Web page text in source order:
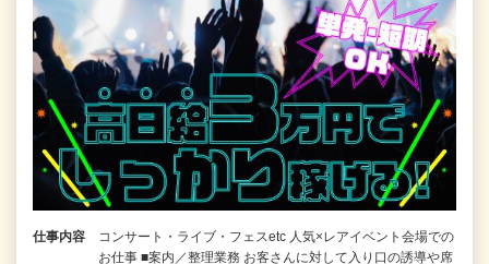
仕事内容
コンサート・ライブ・フェスetc 人気×レアイベント会場での
お仕事 ■案内／整理業務 お客さんに対して入り口の誘導や席